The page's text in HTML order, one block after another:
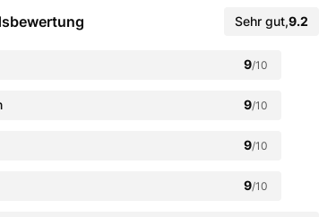
Sehr gut,9.2
9/10
9/10
9/10
9/10